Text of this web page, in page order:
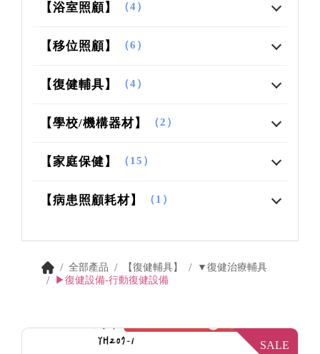
【浴室照顧】 （4）
【移位照顧】 （6）
【復健輔具】 （4）
【學校/機構器材】 （2）
【家庭保健】 （15）
【病患照顧耗材】 （1）
全部產品 【復健輔具】
▼復健治療輔具
▶復健設備-行動復健設備
SALE